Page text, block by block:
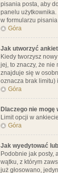
pisania posta, aby
panelu
w formularzu
Góra
Jak utworzyć
Kiedy tworzysz
jej, to znaczy, że
znajduje się w
oznacza brak limitu)
Góra
Dlaczego nie
Limit opcji w
Góra
Jak wyedytować
Podobnie jak posty,
wątku, z którym
już głosowano,